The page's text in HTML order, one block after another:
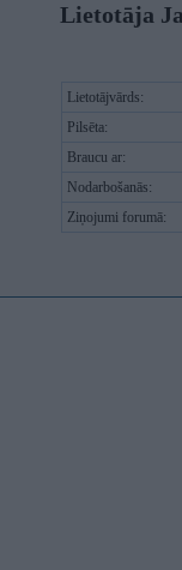
Lietotāja
Lietotājvārds:
Pilsēta:
Braucu ar:
Nodarbošanās:
Ziņojumi forumā: